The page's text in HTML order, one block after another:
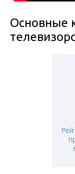
Основные